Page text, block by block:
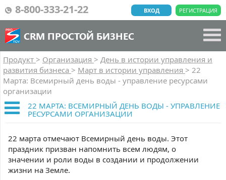
8-800-333-21-22 РЕГИСТРАЦИЯ
ВХОД
CRM ПРОСТОЙ БИЗНЕС
Продукт > Организация > День в истории управления и
развития бизнеса > Март в истории управления > 22
Марта: Всемирный день воды - управление ресурсами
организации
22 МАРТА: ВСЕМИРНЫЙ ДЕНЬ ВОДЫ - УПРАВЛЕНИЕ
РЕСУРСАМИ ОРГАНИЗАЦИИ
22 марта отмечают Всемирный день воды. Этот
праздник призван напомнить всем людям, о
значении и роли воды в создании и продолжении
жизни на Земле.